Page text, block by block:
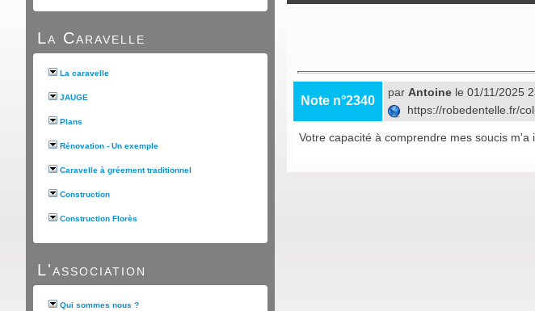
La Caravelle
La caravelle
JAUGE
Plans
Rénovation - Un exemple
Caravelle à gréement traditionnel
Construction
Construction Florès
L'association
Qui sommes nous ?
Note n°2340
par Antoine le 01/11/2025
https://robedentelle.fr/
Votre capacité à comprendre mes soucis